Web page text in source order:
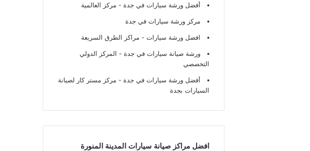
أفضل ورشة سيارات في جدة - مركز العالمية
مركز ورشة سيارات في جدة
افضل ورشة سيارات - مراكز الطرق السريعة
ورشة صيانة سيارات في جدة - المركز الدولي
التخصصي
أفضل ورشة سيارات في جدة - مركز مستر كار لصيانة
السيارات بجدة
افضل مراكز صيانة سيارات المدينة المنورة